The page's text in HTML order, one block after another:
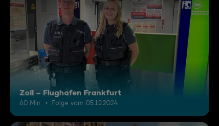
Zoll – Flughafen Frankfurt
60 Min. Folge vom 05.12.2024